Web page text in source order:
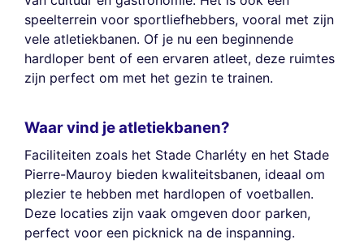
speelterrein voor sportliefhebbers, vooral met zijn
vele atletiekbanen. Of je nu een beginnende
hardloper bent of een ervaren atleet, deze ruimtes
zijn perfect om met het gezin te trainen.
Waar vind je atletiekbanen?
Faciliteiten zoals het Stade Charléty en het Stade
Pierre-Mauroy bieden kwaliteitsbanen, ideaal om
plezier te hebben met hardlopen of voetballen.
Deze locaties zijn vaak omgeven door parken,
perfect voor een picknick na de inspanning.